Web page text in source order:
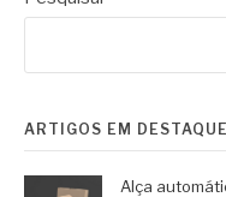
ARTIGOS EM DESTAQUE
Alça